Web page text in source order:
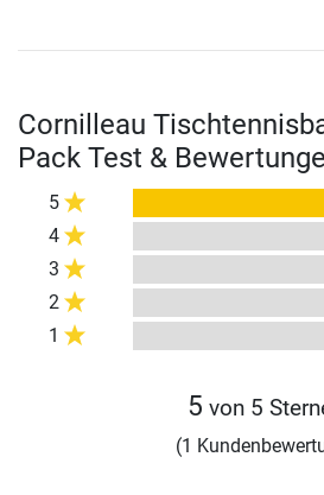
Cornilleau
Pack Test &
5
4
3
2
1
5 von 5
(1